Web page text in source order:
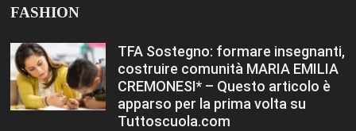
FASHION
TFA Sostegno: formare insegnanti,
costruire comunità MARIA EMILIA
CREMONESI* – Questo articolo è
apparso per la prima volta su
Tuttoscuola.com